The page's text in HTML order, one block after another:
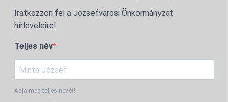
Iratkozzon fel a Józsefvárosi Önkormányzat
hírleveleire!
Teljes név
Adja meg teljes nevét!